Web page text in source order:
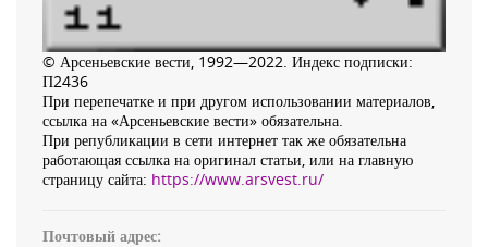
© Арсеньевские вести, 1992—2022. Индекс подписки:
П2436
При перепечатке и при другом использовании материалов,
ссылка на «Арсеньевские вести» обязательна.
При републикации в сети интернет так же обязательна
работающая ссылка на оригинал статьи, или на главную
страницу сайта: https://www.arsvest.ru/
Почтовый адрес: